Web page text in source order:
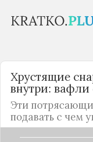
Хрустящие
внутри:
Эти
подавать с чем